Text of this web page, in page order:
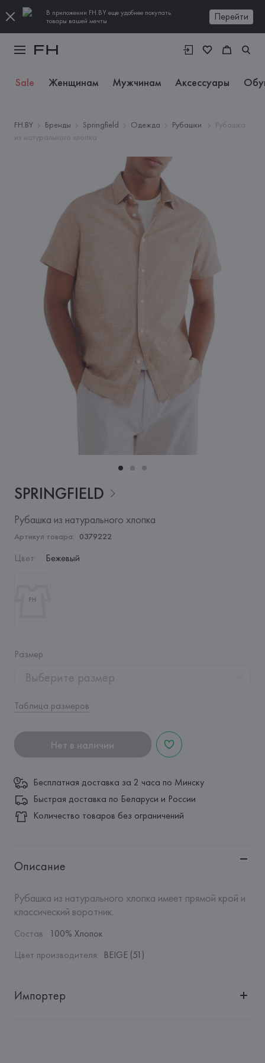
В приложении FH.BY еще удобнее покупать
товары вашей мечты
Перейти
Sale Женщинам Мужчинам Аксессуары
FH.BY Бренды Springfield Одежда Рубашки
Рубашка
из натурального хлопка
SPRINGFIELD
Рубашка из натурального хлопка
Артикул товара: 0379222
Цвет: Бежевый
Размер:
Выберите размер
Таблица размеров
Нет в наличии
Бесплатная доставка за 2 часа по Минску
Быстрая доставка по Беларуси и России
Количество товаров без ограничений
Описание
Рубашка из натурального хлопка имеет прямой крой и
классический воротник.
Состав: 100% Хлопок
Цвет производителя: BEIGE (51)
Импортер